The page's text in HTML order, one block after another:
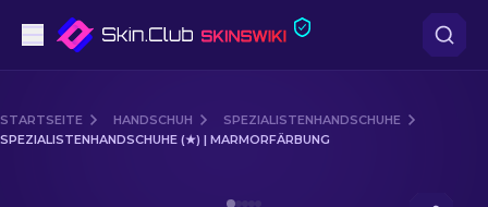
Mittelklasse
STARTSEITE HANDSCHUH
SPEZIALISTENHANDSCHUHE
SPEZIALISTENHANDSCHUHE (★) | MARMORFÄRBUNG